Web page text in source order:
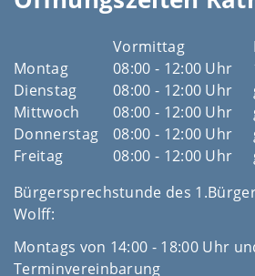
Vormittag
Montag
08:00 - 12:00 Uhr
Dienstag
08:00 - 12:00 Uhr
Mittwoch
08:00 - 12:00 Uhr
Donnerstag
08:00 - 12:00 Uhr
Freitag
08:00 - 12:00 Uhr
Bürgersprechstunde des
Wolff:
Montags von 14:00 - 18:00 Uhr
Terminvereinbarung